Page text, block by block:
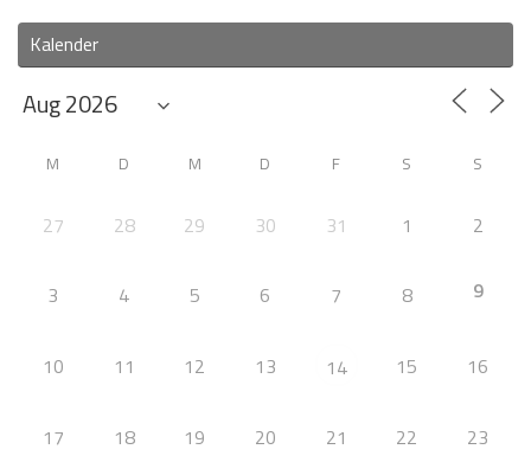
Kalender
M D M D F S S
27 28 29 30 31 1 2
3 4 5 6 7 8 9
10 11 12 13 14 15 16
17 18 19 20 21 22 23